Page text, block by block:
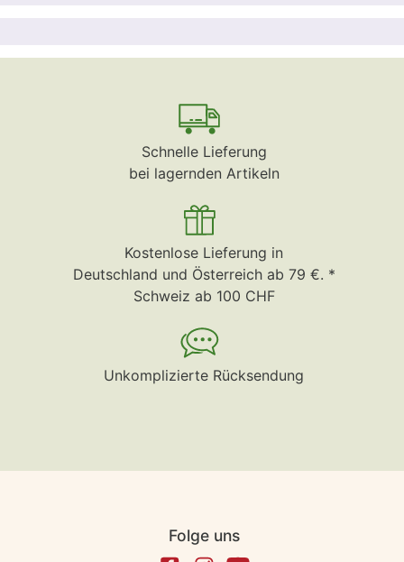
Schnelle Lieferung
bei lagernden Artikeln
Kostenlose Lieferung in
Deutschland und Österreich ab 79 €. *
Schweiz ab 100 CHF
Unkomplizierte Rücksendung
Folge uns